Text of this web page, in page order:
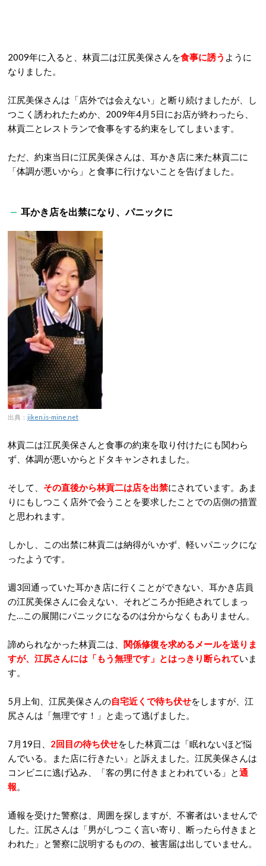
2009年に入ると、林貢二は江尻美保さんを食事に誘う ように
なりました。
江尻美保さんは「店外では会えない」と断り続けましたが、し
つこく誘われたためか、2009年4月5日にお店が終わったら、
林貢二とレストランで食事をする約束をしてしまいます。
ただ、約束当日に江尻美保さんは、耳かき店に来た林貢二に
「体調が悪いから」と食事に行けないことを告げました。
耳かき店を出禁になり、パニックに
出典： jiken.is-mine.net
林貢二は江尻美保さんと食事の約束を取り付けたにも関わら
ず、体調が悪いからとドタキャンされました。
そして、 その直後から林貢二は店を出禁にされています。あま
りにもしつこく店外で会うことを要求したことでの店側の措置
と思われます。
しかし、この出禁に林貢二は納得がいかず、軽いパニックにな
ったようです。
週3回通っていた耳かき店に行くことができない、耳かき店員
の江尻美保さんに会えない、それどころか拒絶されてしまっ
た…この展開にパニックになるのは分からなくもありません。
諦められなかった林貢二は、 関係修復を求めるメールを送りま
すが、江尻さんには「もう無理です」とはっきり断られていま
す。
5月上旬、江尻美保さんの自宅近くで待ち伏せをしますが、江
尻さんは「無理です！」と走って逃げました。
7月19日、 2回目の待ち伏せをした林貢二は「眠れないほど悩
んでいる。また店に行きたい」と訴えました。江尻美保さんは
コンビニに逃げ込み、「客の男に付きまとわれている」と通
報。
通報を受けた警察は、周囲を探しますが、不審者はいませんで
した。江尻さんは「男がしつこく言い寄り、断ったら付きまと
われた」と警察に説明するものの、被害届は出していません。